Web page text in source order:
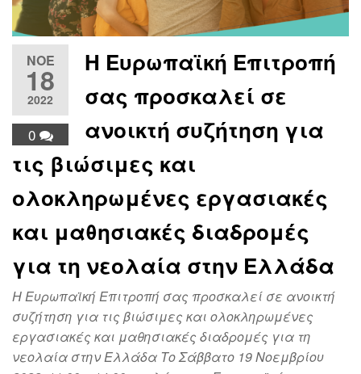
ΝΟΈ
18
2022
0
Η Ευρωπαϊκή Επιτροπή
σας προσκαλεί σε
ανοικτή συζήτηση για
τις βιώσιμες και
ολοκληρωμένες εργασιακές
και μαθησιακές διαδρομές
για τη νεολαία στην Ελλάδα
Η Ευρωπαϊκή Επιτροπή σας προσκαλεί σε ανοικτή
συζήτηση για τις βιώσιμες και ολοκληρωμένες
εργασιακές και μαθησιακές διαδρομές για τη
νεολαία στην Ελλάδα Το Σάββατο 19 Νοεμβρίου